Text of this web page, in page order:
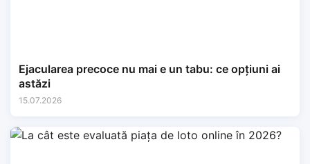
Ejacularea precoce nu mai e un tabu: ce opțiuni ai
astăzi
15.07.2026